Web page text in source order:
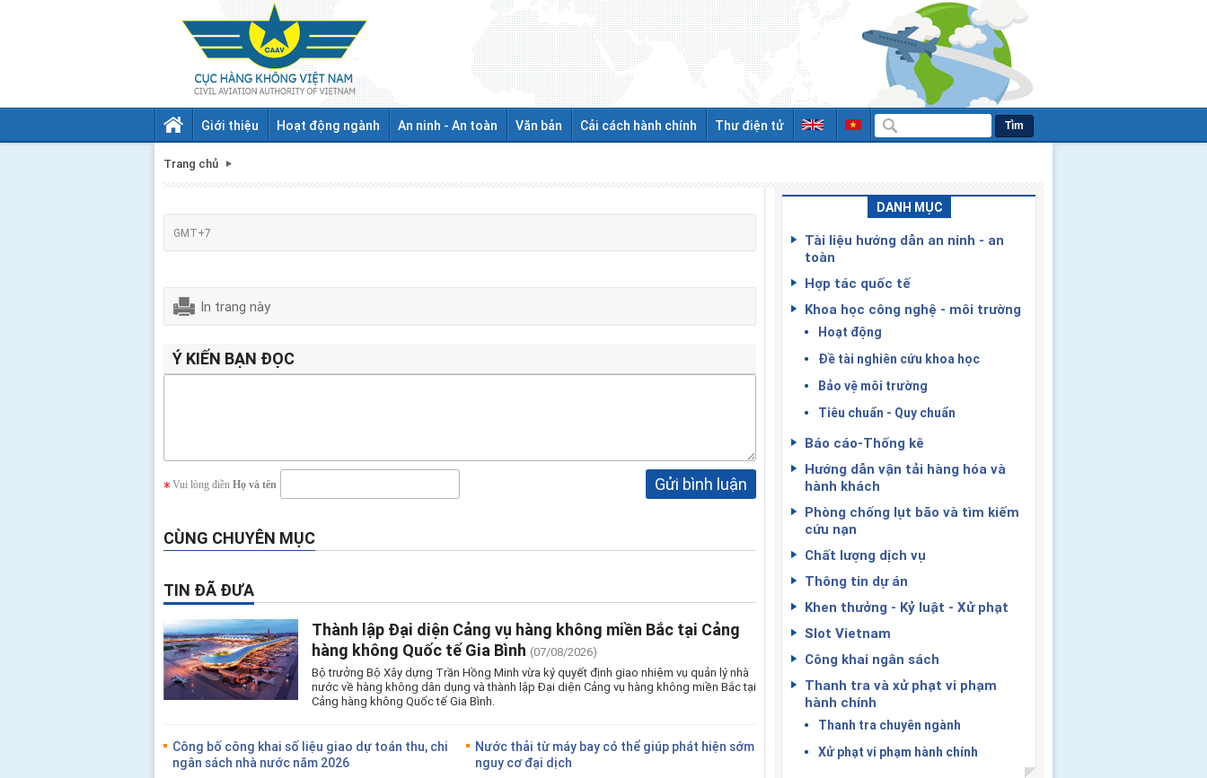
Giới thiệu Hoạt động ngành An ninh - An toàn Văn bản Cải cách hành chính Thư điện tử Tìm
Trang chủ
GMT+7
In trang này
Ý KIẾN BẠN ĐỌC
Vui lòng điền Họ và tên Gửi bình luận
CÙNG CHUYÊN MỤC
TIN ĐÃ ĐƯA
Thành lập Đại diện Cảng vụ hàng không miền Bắc tại Cảng
hàng không Quốc tế Gia Bình (07/08/2026)
Bộ trưởng Bộ Xây dựng Trần Hồng Minh vừa ký quyết định giao nhiệm vụ quản lý nhà
nước về hàng không dân dụng và thành lập Đại diện Cảng vụ hàng không miền Bắc tại
Cảng hàng không Quốc tế Gia Bình.
Công bố công khai số liệu giao dự toán thu, chi
ngân sách nhà nước năm 2026
Nước thải từ máy bay có thể giúp phát hiện sớm
nguy cơ đại dịch
DANH MỤC
Tài liệu hướng dẫn an ninh - an
toàn
Hợp tác quốc tế
Khoa học công nghệ - môi trường
Hoạt động
Đề tài nghiên cứu khoa học
Bảo vệ môi trường
Tiêu chuẩn - Quy chuẩn
Báo cáo-Thống kê
Hướng dẫn vận tải hàng hóa và
hành khách
Phòng chống lụt bão và tìm kiếm
cứu nạn
Chất lượng dịch vụ
Thông tin dự án
Khen thưởng - Kỷ luật - Xử phạt
Slot Vietnam
Công khai ngân sách
Thanh tra và xử phạt vi phạm
hành chính
Thanh tra chuyên ngành
Xử phạt vi phạm hành chính